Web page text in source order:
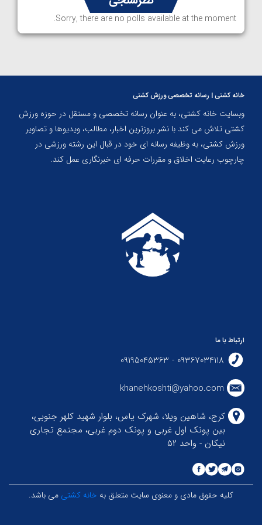
Sorry, there are no polls available at the moment.
خانه کشتی | رسانه تخصصی ورزش کشتی
وبسایت خانه کشتی، به عنوان رسانه تخصصی و مستقل در حوزه ورزش
کشتی تلاش می کند با نشر بروزترین اخبار، مطالب، ویدیوها و تصاویر
ورزش کشتی، به وظیفه رسانه ای خود در قبال این رشته ورزشی در
چارچوب رعایت اخلاق و مقررات حرفه ای خبرنگاری عمل کند.
ارتباط با ما
09367034118 - 09195045363
khanehkoshti@yahoo.com
کرج، شاهین ویلا، شهرک یاس، بلوار شهید کلهر جنوبی،
بین پونک اول غربی و پونک دوم غربی، مجتمع تجاری
نیکان - واحد ۵۲
کلیه حقوق مادی و معنوی سایت متعلق به خانه کشتی می باشد.